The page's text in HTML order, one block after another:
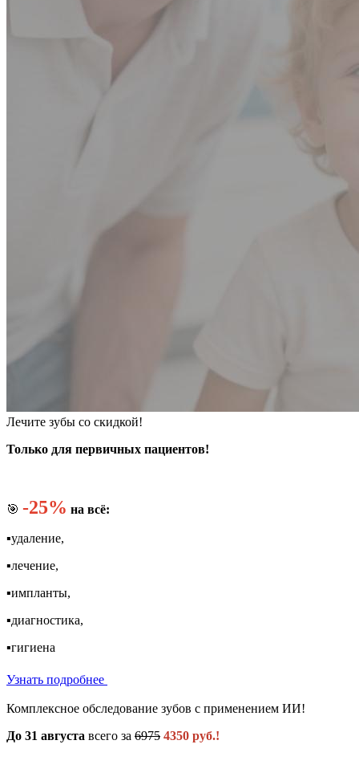
Лечите зубы со скидкой!
Только для первичных пациентов!
🎯 -25% на всё:
▪️удаление,
▪️лечение,
▪️импланты,
▪️диагностика,
▪️гигиена
Узнать подробнее
Комплексное обследование зубов с применением ИИ!
До 31 августа всего за 6975 4350 руб.!